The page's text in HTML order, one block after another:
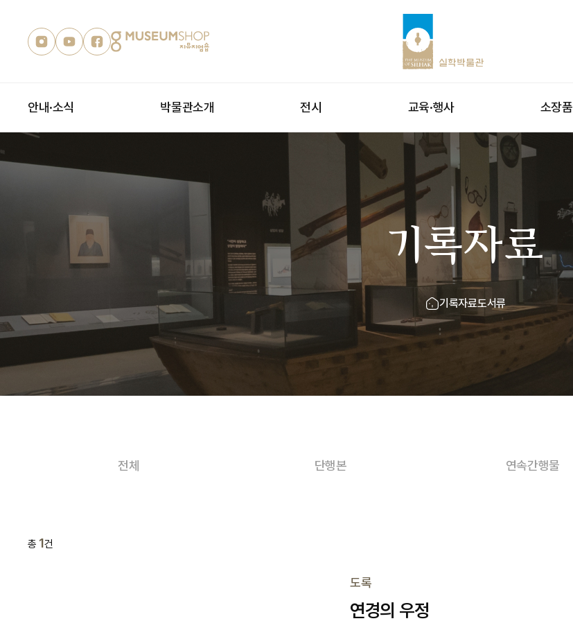
안내·소식 박물관소개 전시 교육·행사 소장품
기록자료
기록자료도서류
전체 단행본 연속간행물
총 1건
도록
연경의 우정